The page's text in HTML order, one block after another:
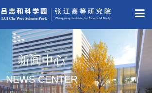
新闻中心
NEWS CENTER